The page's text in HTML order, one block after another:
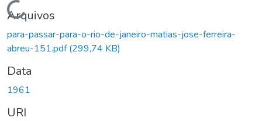
Carregando...
Arquivos
para-passar-para-o-rio-de-janeiro-matias-jose-ferreira-
abreu-151.pdf(299,74 KB)
Data
1961
URI